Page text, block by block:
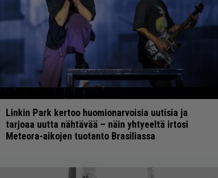
Linkin Park kertoo huomionarvoisia uutisia ja
tarjoaa uutta nähtävää – näin yhtyeeltä irtosi
Meteora-aikojen tuotanto Brasiliassa